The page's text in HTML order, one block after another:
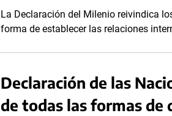
La Declaración del Milenio reivindica
forma de establecer las relaciones
Declaración de las
de todas las formas de